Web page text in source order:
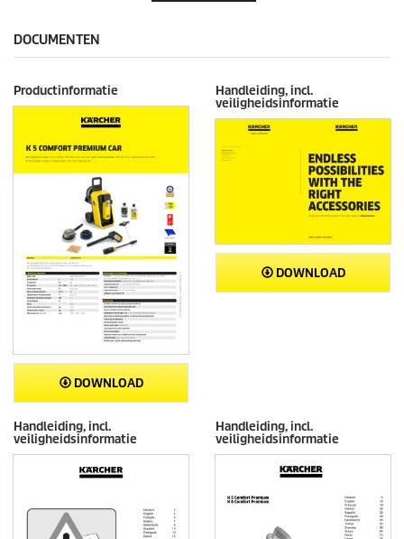
DOCUMENTEN
Productinformatie
DOWNLOAD
Handleiding, incl.
veiligheidsinformatie
DOWNLOAD
Handleiding, incl.
veiligheidsinformatie
Handleiding, incl.
veiligheidsinformatie